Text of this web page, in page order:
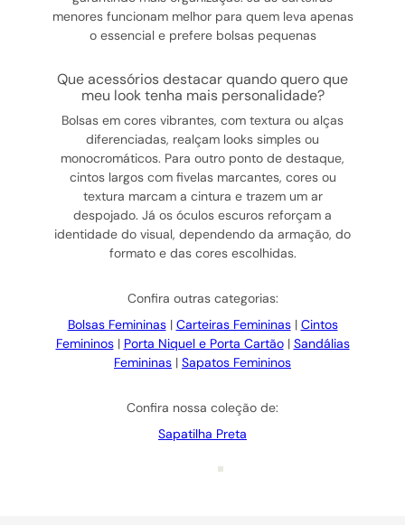
menores funcionam melhor para quem leva apenas
o essencial e prefere bolsas pequenas
que acessórios destacar quando quero que
meu look tenha mais personalidade?
Bolsas em cores vibrantes, com textura ou alças
diferenciadas, realçam looks simples ou
monocromáticos. Para outro ponto de destaque,
cintos largos com fivelas marcantes, cores ou
textura marcam a cintura e trazem um ar
despojado. Já os óculos escuros reforçam a
identidade do visual, dependendo da armação, do
formato e das cores escolhidas.
Confira outras categorias:
Bolsas Femininas| Carteiras Femininas| Cintos
Femininos| Porta Niquel e Porta Cartão| Sandálias
Femininas | Sapatos Femininos
Confira nossa coleção de:
Sapatilha Preta